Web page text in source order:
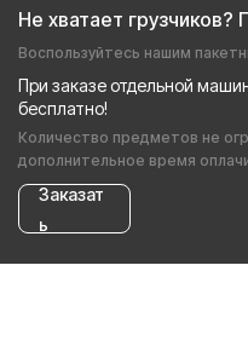
Не хватает грузчиков?
Воспользуйтесь нашим
При заказе отдельной
бесплатно!
Количество предметов не
дополнительное время
Заказат
ь